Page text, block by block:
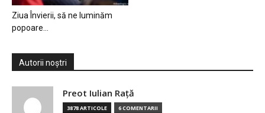
Ziua Învierii, să ne luminăm
popoare…
Autorii noștri
Preot Iulian Raţă
3878 ARTICOLE 6 COMENTARII